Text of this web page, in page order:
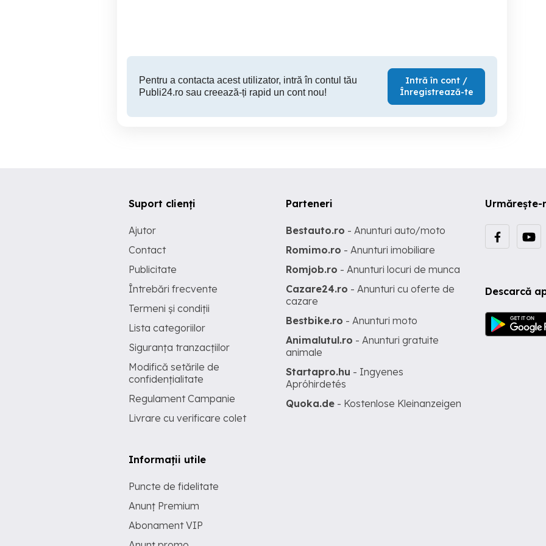
Pentru a contacta acest utilizator, intră în contul tău
Publi24.ro sau creează-ți rapid un cont nou!
Intră în cont /
Înregistrează-te
Urmărește-
Descarcă
Suport clienți
Ajutor
Contact
Publicitate
Întrebări frecvente
Termeni și condiții
Lista categoriilor
Siguranța tranzacțiilor
Modifică setările de
confidențialitate
Regulament Campanie
Livrare cu verificare colet
Informații utile
Puncte de fidelitate
Anunț Premium
Abonament VIP
Parteneri
Bestauto.ro - Anunturi auto/moto
Romimo.ro - Anunturi imobiliare
Romjob.ro - Anunturi locuri de munca
Cazare24.ro - Anunturi cu oferte de
cazare
Bestbike.ro - Anunturi moto
Animalutul.ro - Anunturi gratuite
animale
Startapro.hu - Ingyenes
Apróhirdetés
Quoka.de - Kostenlose Kleinanzeigen